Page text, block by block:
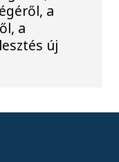
a
a
új